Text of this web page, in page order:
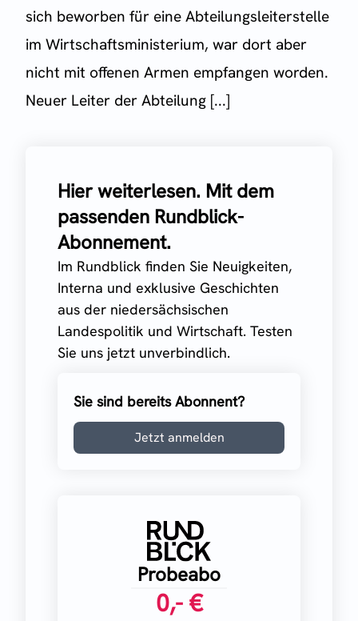
sich beworben für eine Abteilungsleiterstelle
im Wirtschaftsministerium, war dort aber
nicht mit offenen Armen empfangen worden.
Neuer Leiter der Abteilung [...]
Hier weiterlesen. Mit dem
passenden Rundblick-
Abonnement.
Im Rundblick finden Sie Neuigkeiten,
Interna und exklusive Geschichten
aus der niedersächsischen
Landespolitik und Wirtschaft. Testen
Sie uns jetzt unverbindlich.
Sie sind bereits Abonnent?
Jetzt anmelden
Probeabo
0,- €